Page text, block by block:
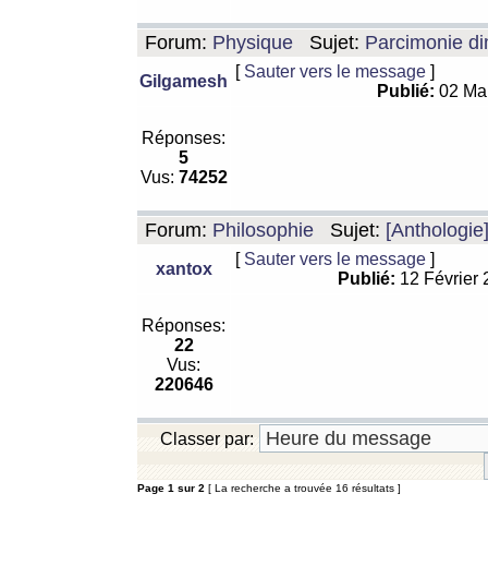
Forum: Physique Sujet: Parcimonie
Gilgamesh
[ Sauter vers le message ]
Publié: 02
Réponses:
5
Vus: 74252
Forum: Philosophie Sujet:
xantox
[ Sauter vers le message ]
Publié: 12 Février
Réponses:
22
Vus:
220646
Classer par:
Page 1 sur 2 [ La recherche a trouvée 16 résultats ]